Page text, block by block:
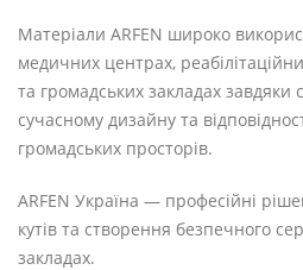
Матеріали ARFEN широко
медичних центрах,
та громадських закладах завдяки
сучасному дизайну та
громадських просторів.
ARFEN Україна — професійні
кутів та створення безпечного
закладах.